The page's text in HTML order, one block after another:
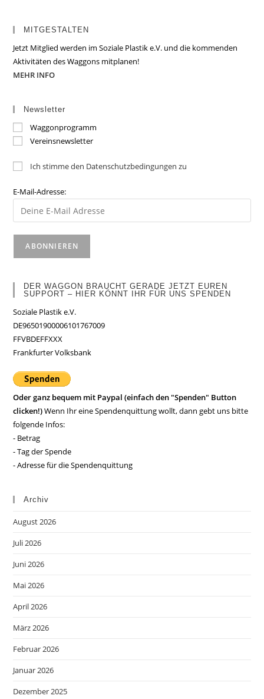
MITGESTALTEN
Jetzt Mitglied werden im Soziale Plastik e.V. und die kommenden
Aktivitäten des Waggons mitplanen!
MEHR INFO
Newsletter
Waggonprogramm
Vereinsnewsletter
Ich stimme den Datenschutzbedingungen zu
E-Mail-Adresse:
DER WAGGON BRAUCHT GERADE JETZT EUREN
SUPPORT – HIER KÖNNT IHR FÜR UNS SPENDEN
Soziale Plastik e.V.
DE96501900006101767009
FFVBDEFFXXX
Frankfurter Volksbank
Oder ganz bequem mit Paypal (einfach den "Spenden" Button
clicken!)Wenn Ihr eine Spendenquittung wollt, dann gebt uns bitte
folgende Infos:
- Betrag
- Tag der Spende
- Adresse für die Spendenquittung
Archiv
August 2026
Juli 2026
Juni 2026
Mai 2026
April 2026
März 2026
Februar 2026
Januar 2026
Dezember 2025